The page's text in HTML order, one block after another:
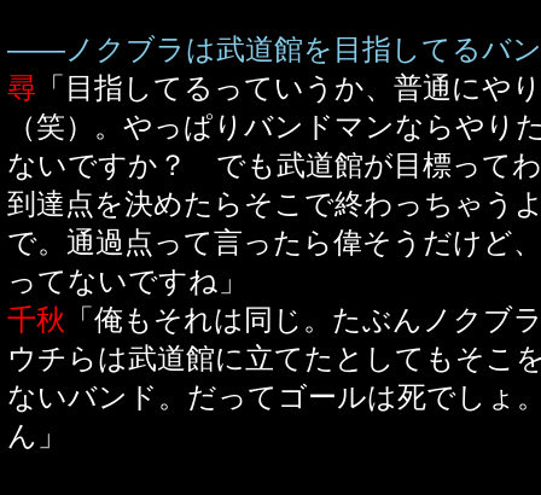
――ノクブラは武道館を目指してるバ
尋 「目指してるっていうか、普通にや
（笑）。やっぱりバンドマンならやり
ないですか？ でも武道館が目標って
到達点を決めたらそこで終わっちゃう
で。通過点って言ったら偉そうだけど
ってないですね」
千秋 「俺もそれは同じ。たぶんノクブ
ウチらは武道館に立てたとしてもそこ
ないバンド。だってゴールは死でしょ
ん」